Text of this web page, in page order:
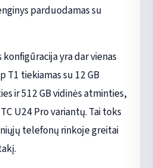
parduodamas su
yra dar vienas
T1 tiekiamas su 12 GB
ir 512 GB vidinės atminties,
U24 Pro variantų. Tai toks
telefonų rinkoje greitai